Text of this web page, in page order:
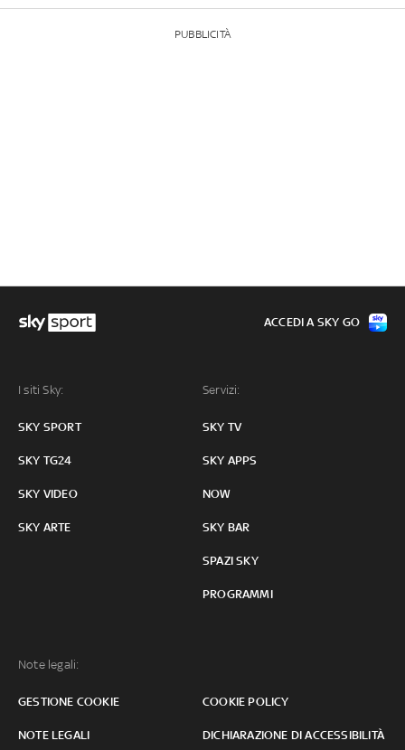
PUBBLICITÀ
I siti Sky:
SKY SPORT
SKY TG24
SKY VIDEO
SKY ARTE
Servizi:
SKY TV
SKY APPS
NOW
SKY BAR
SPAZI SKY
PROGRAMMI
Note legali:
GESTIONE COOKIE COOKIE POLICY
NOTE LEGALI DICHIARAZIONE DI ACCESSIBILITÀ
ACCEDI A SKY GO